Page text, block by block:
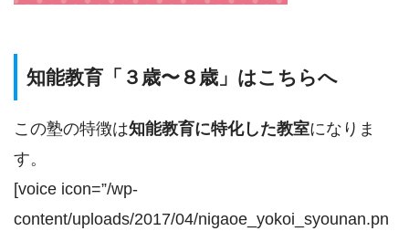
知能教育「３歳〜８歳」はこちらへ
この塾の特徴は知能教育に特化した教室になりま
す。
[voice icon=”/wp-
content/uploads/2017/04/nigaoe_yokoi_syounan.pn